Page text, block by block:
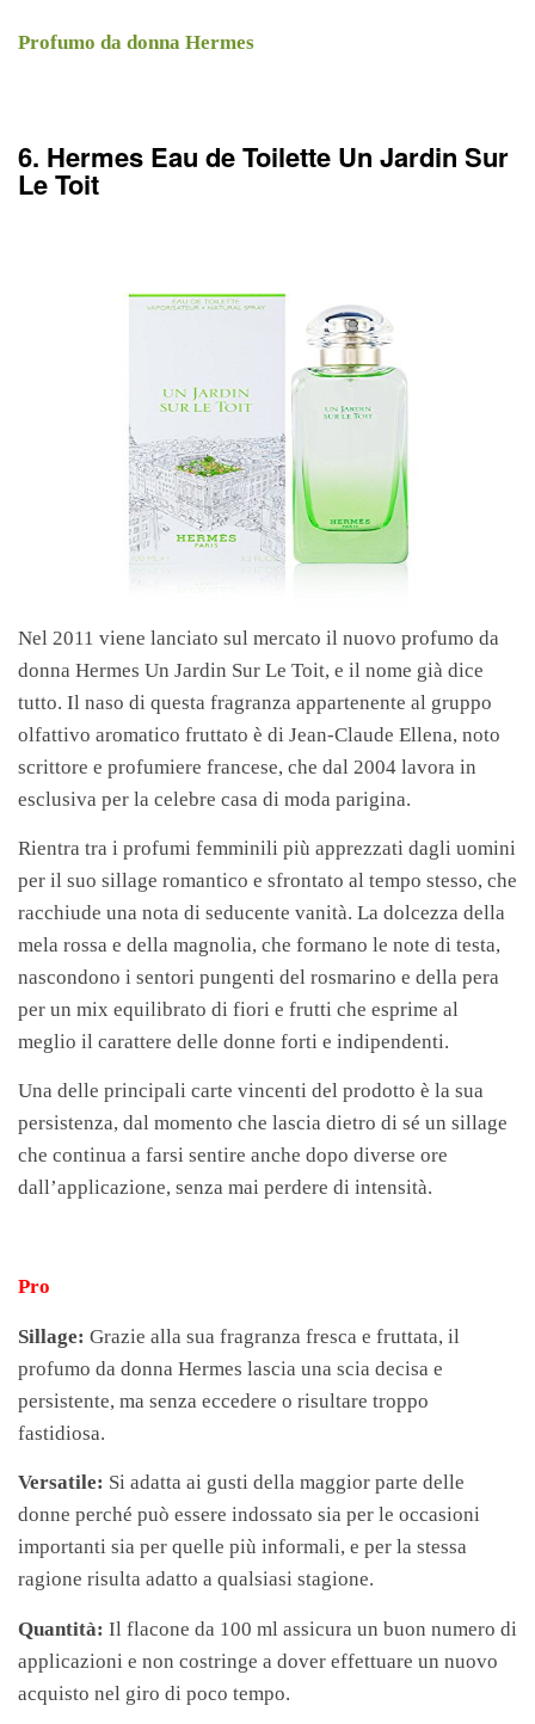
Profumo da donna Hermes
6. Hermes Eau de Toilette Un Jardin Sur
Le Toit
Nel 2011 viene lanciato sul mercato il nuovo profumo da
donna Hermes Un Jardin Sur Le Toit, e il nome già dice
tutto. Il naso di questa fragranza appartenente al gruppo
olfattivo aromatico fruttato è di Jean-Claude Ellena, noto
scrittore e profumiere francese, che dal 2004 lavora in
esclusiva per la celebre casa di moda parigina.
Rientra tra i profumi femminili più apprezzati dagli uomini
per il suo sillage romantico e sfrontato al tempo stesso, che
racchiude una nota di seducente vanità. La dolcezza della
mela rossa e della magnolia, che formano le note di testa,
nascondono i sentori pungenti del rosmarino e della pera
per un mix equilibrato di fiori e frutti che esprime al
meglio il carattere delle donne forti e indipendenti.
Una delle principali carte vincenti del prodotto è la sua
persistenza, dal momento che lascia dietro di sé un sillage
che continua a farsi sentire anche dopo diverse ore
dall’applicazione, senza mai perdere di intensità.
Pro
Sillage: Grazie alla sua fragranza fresca e fruttata, il
profumo da donna Hermes lascia una scia decisa e
persistente, ma senza eccedere o risultare troppo
fastidiosa.
Versatile: Si adatta ai gusti della maggior parte delle
donne perché può essere indossato sia per le occasioni
importanti sia per quelle più informali, e per la stessa
ragione risulta adatto a qualsiasi stagione.
Quantità: Il flacone da 100 ml assicura un buon numero di
applicazioni e non costringe a dover effettuare un nuovo
acquisto nel giro di poco tempo.